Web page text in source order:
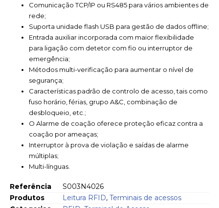
Comunicação TCP/IP ou RS485 para vários ambientes de
rede;
Suporta unidade flash USB para gestão de dados offline;
Entrada auxiliar incorporada com maior flexibilidade
para ligação com detetor com fio ou interruptor de
emergência;
Métodos multi-verificação para aumentar o nível de
segurança;
Características padrão de controlo de acesso, tais como
fuso horário, férias, grupo A&C, combinação de
desbloqueio, etc.;
O Alarme de coação oferece proteção eficaz contra a
coação por ameaças;
Interruptor à prova de violação e saídas de alarme
múltiplas;
Multi-línguas.
Referência
S003N4026
Produtos
Leitura RFID, Terminais de acessos